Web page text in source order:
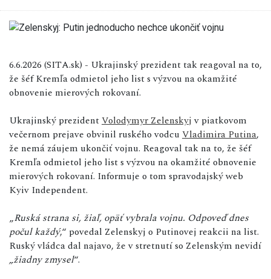
6.6.2026 (SITA.sk) - Ukrajinský prezident tak reagoval na to,
že šéf Kremľa odmietol jeho list s výzvou na okamžité
obnovenie mierových rokovaní.
Ukrajinský prezidentVolodymyr Zelenskyj v piatkovom
večernom prejave obvinil ruského vodcu Vladimira Putina,
že nemá záujem ukončiť vojnu. Reagoval tak na to, že šéf
Kremľa odmietol jeho list s výzvou na okamžité obnovenie
mierových rokovaní. Informuje o tom spravodajský web
Kyiv Independent.
„Ruská strana si, žiaľ, opäť vybrala vojnu. Odpoveď dnes
počul každý,“ povedal Zelenskyj o Putinovej reakcii na list.
Ruský vládca dal najavo, že v stretnutí so Zelenským nevidí
„žiadny zmysel“.